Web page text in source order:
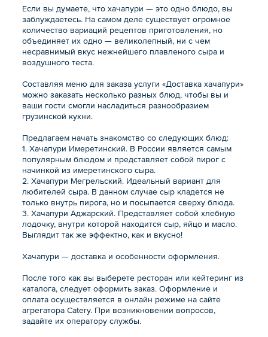
Если вы думаете, что хачапури — это одно блюдо, вы
заблуждаетесь. На самом деле существует огромное
количество вариаций рецептов приготовления, но
объединяет их одно — великолепный, ни с чем
несравнимый вкус нежнейшего плавленого сыра и
воздушного теста.
Составляя меню для заказа услуги «Доставка хачапури»
можно заказать несколько разных блюд, чтобы вы и
ваши гости смогли насладиться разнообразием
грузинской кухни.
Предлагаем начать знакомство со следующих блюд:
1. Хачапури Имеретинский. В России является самым
популярным блюдом и представляет собой пирог с
начинкой из имеретинского сыра.
2. Хачапури Мегрельский. Идеальный вариант для
любителей сыра. В данном случае сыр кладется не
только внутрь пирога, но и посыпается сверху блюда.
3. Хачапури Аджарский. Представляет собой хлебную
лодочку, внутри которой находится сыр, яйцо и масло.
Выглядит так же эффектно, как и вкусно!
Хачапури — доставка и особенности оформления.
После того как вы выберете ресторан или кейтеринг из
каталога, следует оформить заказ. Оформление и
оплата осуществляется в онлайн режиме на сайте
агрегатора Catery. При возникновении вопросов,
задайте их оператору службы.